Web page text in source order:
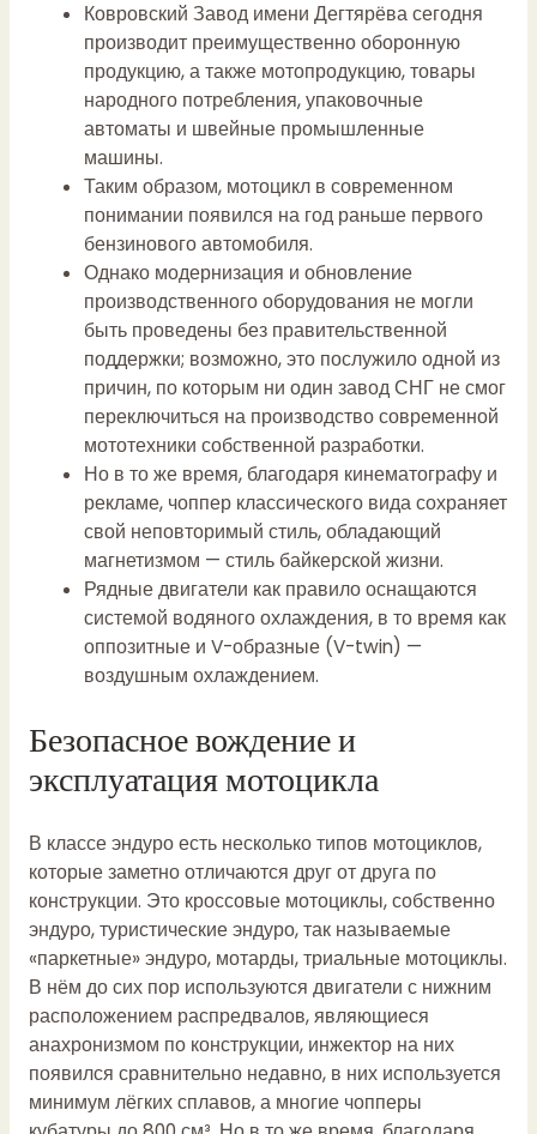
Ковровский Завод имени Дегтярёва сегодня
производит преимущественно оборонную
продукцию, а также мотопродукцию, товары
народного потребления, упаковочные
автоматы и швейные промышленные
машины.
Таким образом, мотоцикл в современном
понимании появился на год раньше первого
бензинового автомобиля.
Однако модернизация и обновление
производственного оборудования не могли
быть проведены без правительственной
поддержки; возможно, это послужило одной из
причин, по которым ни один завод СНГ не смог
переключиться на производство современной
мототехники собственной разработки.
Но в то же время, благодаря кинематографу и
рекламе, чоппер классического вида сохраняет
свой неповторимый стиль, обладающий
магнетизмом — стиль байкерской жизни.
Рядные двигатели как правило оснащаются
системой водяного охлаждения, в то время как
оппозитные и V-образные (V-twin) —
воздушным охлаждением.
Безопасное вождение и
эксплуатация мотоцикла
В классе эндуро есть несколько типов мотоциклов,
которые заметно отличаются друг от друга по
конструкции. Это кроссовые мотоциклы, собственно
эндуро, туристические эндуро, так называемые
«паркетные» эндуро, мотарды, триальные мотоциклы.
В нём до сих пор используются двигатели с нижним
расположением распредвалов, являющиеся
анахронизмом по конструкции, инжектор на них
появился сравнительно недавно, в них используется
минимум лёгких сплавов, а многие чопперы